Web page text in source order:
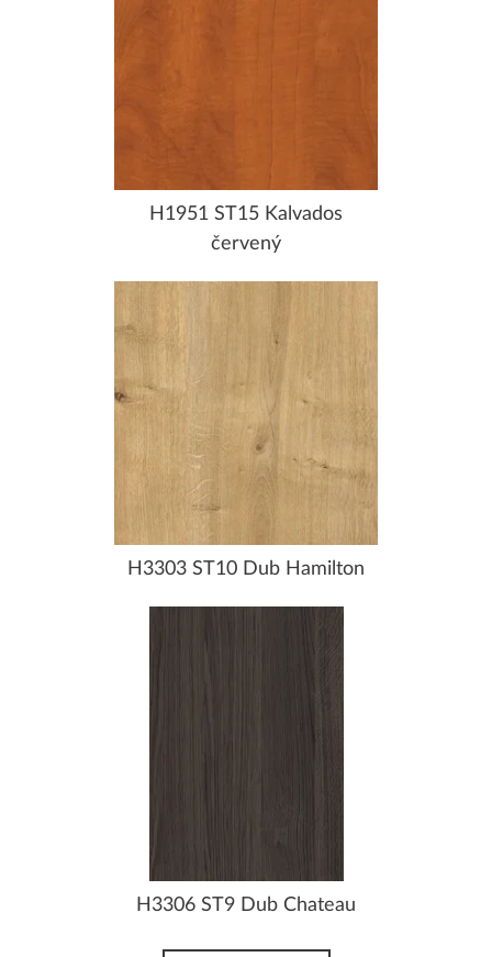
H1951 ST15 Kalvados
červený
H3303 ST10 Dub Hamilton
H3306 ST9 Dub Chateau